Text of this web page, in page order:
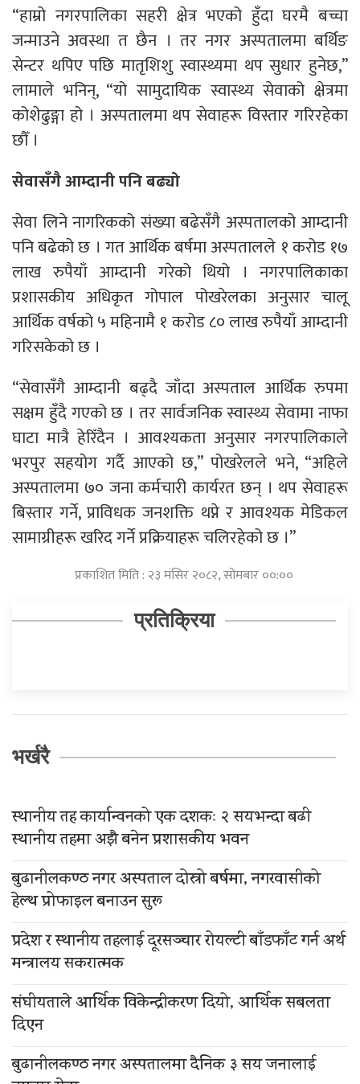
“हाम्रो नगरपालिका सहरी क्षेत्र भएको हुँदा घरमै बच्चा
जन्माउने अवस्था त छैन । तर नगर अस्पतालमा बर्थिङ
सेन्टर थपिए पछि मातृशिशु स्वास्थ्यमा थप सुधार हुनेछ,”
लामाले भनिन्, “यो सामुदायिक स्वास्थ्य सेवाको क्षेत्रमा
कोशेढुङ्गा हो । अस्पतालमा थप सेवाहरू विस्तार गरिरहेका
छौँ ।
सेवासँगै आम्दानी पनि बढ्यो
सेवा लिने नागरिकको संख्या बढेसँगै अस्पतालको आम्दानी
पनि बढेको छ । गत आर्थिक बर्षमा अस्पतालले १ करोड १७
लाख रुपैयाँ आम्दानी गरेको थियो । नगरपालिकाका
प्रशासकीय अधिकृत गोपाल पोखरेलका अनुसार चालू
आर्थिक वर्षको ५ महिनामै १ करोड ८० लाख रुपैयाँ आम्दानी
गरिसकेको छ ।
“सेवासँगै आम्दानी बढ्दै जाँदा अस्पताल आर्थिक रुपमा
सक्षम हुँदै गएको छ । तर सार्वजनिक स्वास्थ्य सेवामा नाफा
घाटा मात्रै हेरिँदैन । आवश्यकता अनुसार नगरपालिकाले
भरपुर सहयोग गर्दै आएको छ,” पोखरेलले भने, “अहिले
अस्पतालमा ७० जना कर्मचारी कार्यरत छन् । थप सेवाहरू
बिस्तार गर्ने, प्राविधक जनशक्ति थप्ने र आवश्यक मेडिकल
सामाग्रीहरू खरिद गर्ने प्रक्रियाहरू चलिरहेको छ ।”
प्रकाशित मिति : २३ मंसिर २०८२, सोमबार ००:००
प्रतिक्रिया
भर्खरै
स्थानीय तह कार्यान्वनको एक दशकः २ सयभन्दा बढी
स्थानीय तहमा अझै बनेन प्रशासकीय भवन
बुढानीलकण्ठ नगर अस्पताल दोस्रो बर्षमा, नगरवासीको
हेल्थ प्रोफाइल बनाउन सुरू
प्रदेश र स्थानीय तहलाई दूरसञ्चार रोयल्टी बाँडफाँट गर्न अर्थ
मन्त्रालय सकरात्मक
संघीयताले आर्थिक विकेन्द्रीकरण दियो, आर्थिक सबलता
दिएन
बुढानीलकण्ठ नगर अस्पतालमा दैनिक ३ सय जनालाई